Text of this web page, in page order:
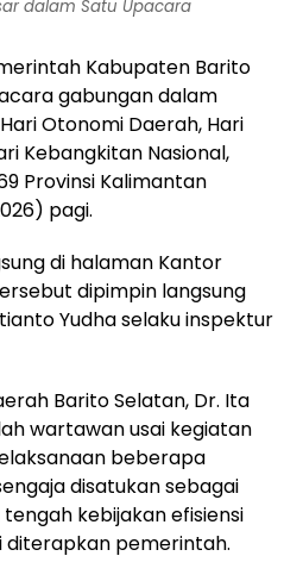
dalam Satu Upacara
Kabupaten Barito
gabungan dalam
Otonomi Daerah, Hari
Kebangkitan Nasional,
Provinsi Kalimantan
pagi.
di halaman Kantor
dipimpin langsung
Yudha selaku inspektur
Barito Selatan, Dr. Ita
wartawan usai kegiatan
beberapa
disatukan sebagai
kebijakan efisiensi
diterapkan pemerintah.